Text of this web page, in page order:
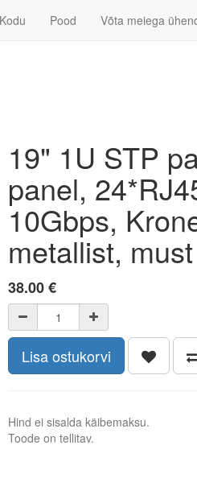
Kodu Pood Võta meiega
19" 1U STP
panel,
10Gbps,
metallist, must
38.00€
Lisa ostukorvi
Hind ei sisalda käibemaksu.
Toode on tellitav.